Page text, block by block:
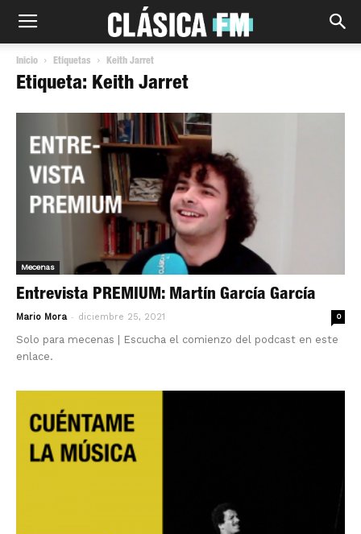
Inicio Etiquetas Keith Jarret
Etiqueta: Keith Jarret
Mecenas
Entrevista PREMIUM: Martín García García
Mario Mora - diciembre 25, 2021 0
Solo para mecenas | Escucha el comienzo del podcast en este
enlace.